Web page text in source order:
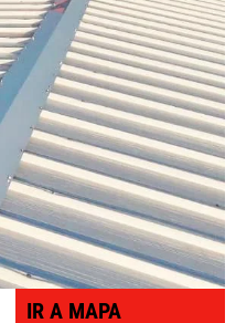
IR A MAPA